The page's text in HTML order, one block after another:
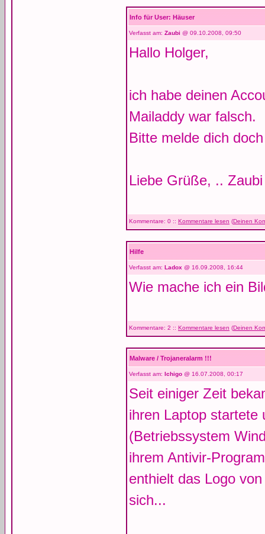
Info für User: Häuser
Verfasst am: Zaubi @ 09.10.2008, 09:50
Hallo Holger,
ich habe deinen
Mailaddy war falsch.
Bitte melde dich
Liebe Grüße, .. Zaubi
Kommentare: 0 :: Kommentare lesen (Deinen
Hilfe
Verfasst am: Ladox @ 16.09.2008, 16:44
Wie mache ich ein
Kommentare: 2 :: Kommentare lesen (Deinen
Malware / Trojaneralarm !!!
Verfasst am: Ichigo @ 16.07.2008, 00:17
Seit einiger Zeit
ihren Laptop startete
(Betriebssystem
ihrem Antivir-
enthielt das Logo
sich...